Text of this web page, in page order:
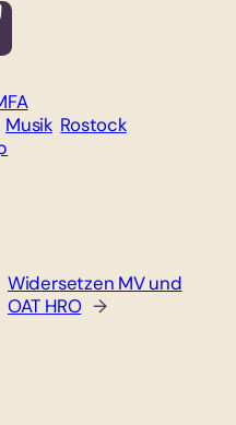
Musik Rostock
Widersetzen MV und
OAT HRO →